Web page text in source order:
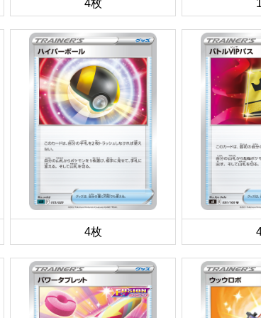
4枚
4枚